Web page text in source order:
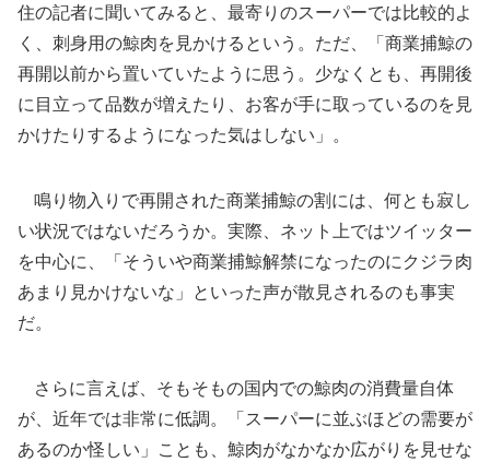
住の記者に聞いてみると、最寄りのスーパーでは比較的よ
く、刺身用の鯨肉を見かけるという。ただ、「商業捕鯨の
再開以前から置いていたように思う。少なくとも、再開後
に目立って品数が増えたり、お客が手に取っているのを見
かけたりするようになった気はしない」。
鳴り物入りで再開された商業捕鯨の割には、何とも寂し
い状況ではないだろうか。実際、ネット上ではツイッター
を中心に、「そういや商業捕鯨解禁になったのにクジラ肉
あまり見かけないな」といった声が散見されるのも事実
だ。
さらに言えば、そもそもの国内での鯨肉の消費量自体
が、近年では非常に低調。「スーパーに並ぶほどの需要が
あるのか怪しい」ことも、鯨肉がなかなか広がりを見せな